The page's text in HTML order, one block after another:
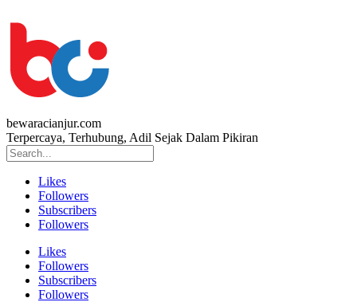
bewaracianjur.com
Terpercaya, Terhubung, Adil Sejak Dalam Pikiran
Likes
Followers
Subscribers
Followers
Likes
Followers
Subscribers
Followers